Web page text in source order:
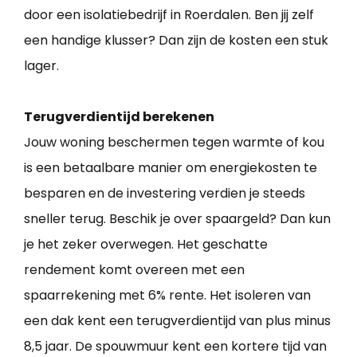
door een isolatiebedrijf in Roerdalen. Ben jij zelf
een handige klusser? Dan zijn de kosten een stuk
lager.
Terugverdientijd berekenen
Jouw woning beschermen tegen warmte of kou
is een betaalbare manier om energiekosten te
besparen en de investering verdien je steeds
sneller terug. Beschik je over spaargeld? Dan kun
je het zeker overwegen. Het geschatte
rendement komt overeen met een
spaarrekening met 6% rente. Het isoleren van
een dak kent een terugverdientijd van plus minus
8,5 jaar. De spouwmuur kent een kortere tijd van